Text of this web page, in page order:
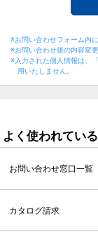
※お問い合わせフォーム内
※お問い合わせ後の内容変
※入力された個人情報は、
用いたしません。
よく使われてい
お問い合わせ窓口一覧
カタログ請求